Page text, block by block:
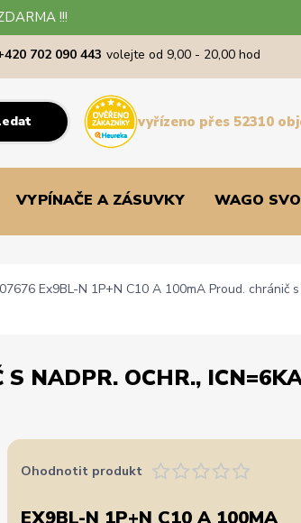
!!!
702 090 443 volejte od 9,00 - 20,00 hod
vyřízeno přes 52310
VYPÍNAČE A ZÁSUVKY WAGO
Ex9BL-N 1P+N C10 A 100mA Proud. chránič
NADPR. OCHR.,
Ohodnotit produkt
EX9BL-N 1P+N C10 A 100MA